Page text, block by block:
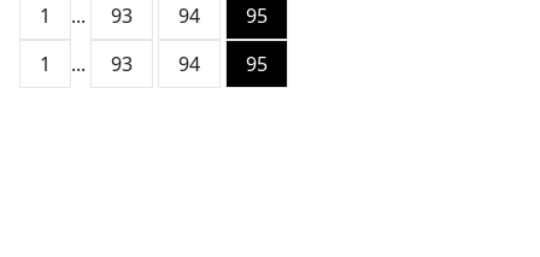
1 ... 93 94
95
1
... 93 94 95